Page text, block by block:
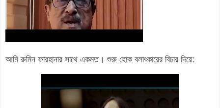
আমি রুমিন ফারহানার সাথে একমত। শুরু হোক বলাৎকারের বিচার দিয়ে: